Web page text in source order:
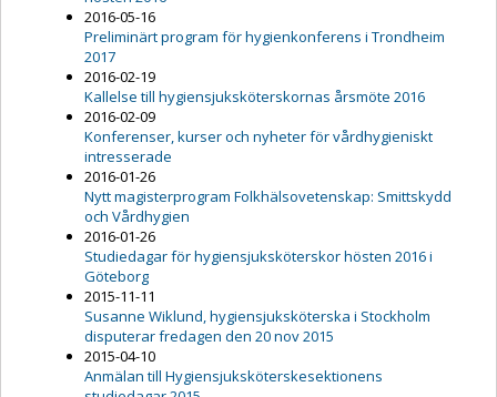
2016-05-16
Preliminärt program för hygienkonferens i Trondheim
2017
2016-02-19
Kallelse till hygiensjuksköterskornas årsmöte 2016
2016-02-09
Konferenser, kurser och nyheter för vårdhygieniskt
intresserade
2016-01-26
Nytt magisterprogram Folkhälsovetenskap: Smittskydd
och Vårdhygien
2016-01-26
Studiedagar för hygiensjuksköterskor hösten 2016 i
Göteborg
2015-11-11
Susanne Wiklund, hygiensjuksköterska i Stockholm
disputerar fredagen den 20 nov 2015
2015-04-10
Anmälan till Hygiensjuksköterskesektionens